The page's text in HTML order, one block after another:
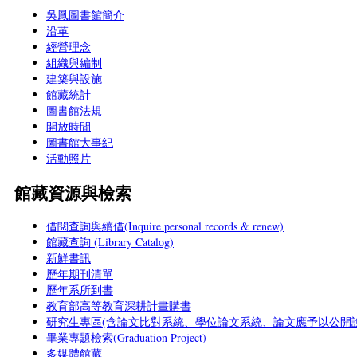
吳鳳圖書館簡介
沿革
經營理念
組織與編制
建築與設施
館藏統計
圖書館法規
開放時間
圖書館大事紀
活動照片
館藏資源與檢索
借閱查詢與續借(Inquire personal records & renew)
館藏查詢 (Library Catalog)
新鮮書訊
歷年期刊清單
歷年系所到書
教育部高等教育深耕計畫購書
研究生專區(含論文比對系統、學位論文系統、論文應予以公開
畢業專題檢索(Graduation Project)
多媒體館藏